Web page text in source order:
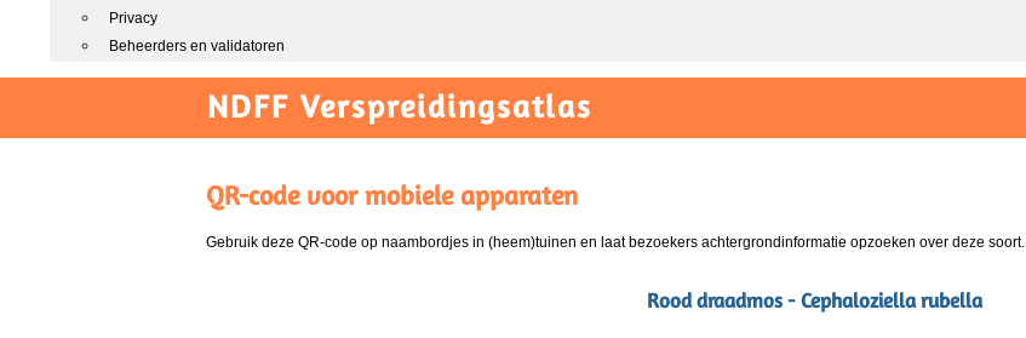
Privacy
Beheerders en validatoren
NDFF Verspreidingsatlas
QR-code voor mobiele apparaten
Gebruik deze QR-code op naambordjes in (heem)tuinen en laat bezoekers achtergrondinformatie opzoeken over deze soort.
Rood draadmos - Cephaloziella rubella